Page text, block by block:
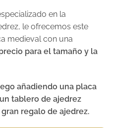
en la
le ofrecemos este
medieval con una
para el tamaño y la
añadiendo una placa
tablero de ajedrez
regalo de ajedrez.